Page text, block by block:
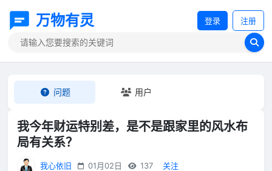
万物有灵 登录 注册
问题 用户
我今年财运特别差，是不是跟家里的风水布
局有关系？
我心依旧 01月02日 137 关注